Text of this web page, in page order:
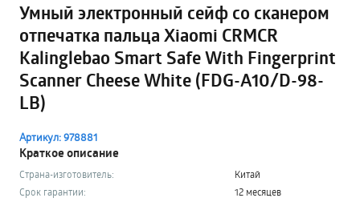
Умный электронный сейф со сканером
отпечатка пальца Xiaomi CRMCR
Kalinglebao Smart Safe With Fingerprint
Scanner Cheese White (FDG-A10/D-98-
LB)
Артикул: 978881
Краткое описание
Страна-изготовитель:
Китай
Срок гарантии:
12 месяцев